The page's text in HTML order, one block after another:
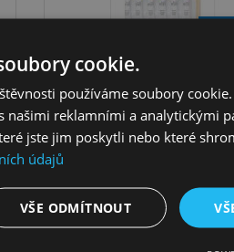
Skladem
ARTISTE AKRYLOVÁ SADA
ZAČÁTEČNÍKY 24 KS
Akrylová sada pro začátečníky.
v ní vše potřebné pro úplné
408 Kč
cookie.
používáme soubory
našimi reklamními a analytickými
jste jim poskytli nebo které
údajů
VŠE ODMÍTNOUT